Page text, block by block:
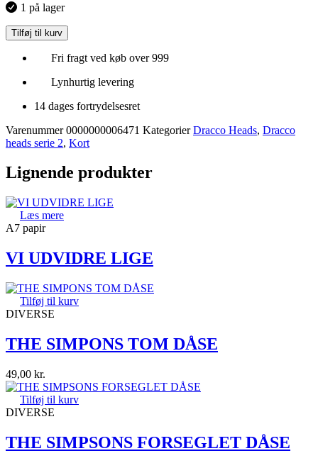
1 på lager
Tilføj til kurv
Fri fragt ved køb over 999
Lynhurtig levering
14 dages fortrydelsesret
Varenummer0000000006471 Kategorier Dracco Heads, Dracco
heads serie 2, Kort
Lignende produkter
Læs mere
A7 papir
VI UDVIDRE LIGE
Tilføj til kurv
DIVERSE
THE SIMPONS TOM DÅSE
49,00 kr.
Tilføj til kurv
DIVERSE
THE SIMPSONS FORSEGLET DÅSE